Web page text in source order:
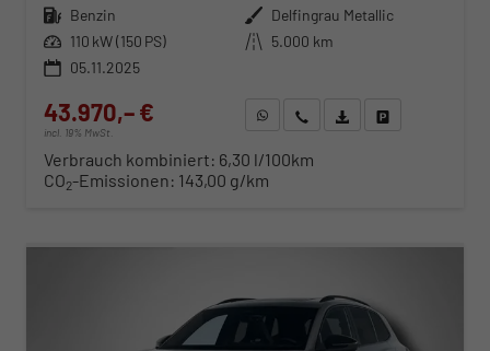
Kraftstoff Benzin Außenfarbe Delfingrau Metallic
Leistung 110 kW (150 PS) Kilometerstand 5.000 km
05.11.2025
43.970,– €
incl. 19% MwSt.
WhatsApp anfragen
Wir rufen Sie anFahrzeugexposé (PDF)
Verbrauch kombiniert: 6,30 l/100km
CO2-Emissionen: 143,00 g/km